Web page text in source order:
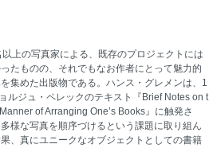
上の写真家による、既存のプロジェクトには
たものの、それでもなお作者にとって魅力的
集めた出版物である。ハンス・グレメンは、1
ルジュ・ペレックのテキスト『Brief Notes on t
of Arranging One’s Books』に触発さ
様な写真を順序づけるという課題に取り組ん
、真にユニークなオブジェクトとしての書籍